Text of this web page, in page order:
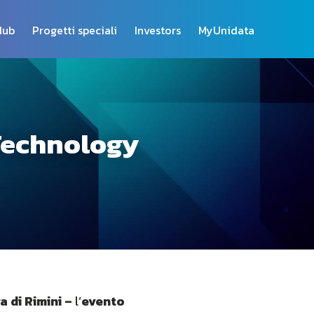
Progetti speciali Investors MyUnidata
di Rimini – l’evento